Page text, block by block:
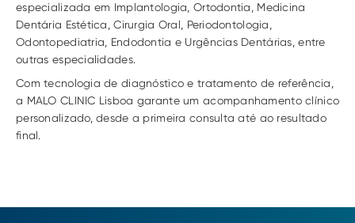
especializada em Implantologia, Ortodontia, Medicina
Dentária Estética, Cirurgia Oral, Periodontologia,
Odontopediatria, Endodontia e Urgências Dentárias, entre
outras especialidades.
Com tecnologia de diagnóstico e tratamento de referência,
a MALO CLINIC Lisboa garante um acompanhamento clínico
personalizado, desde a primeira consulta até ao resultado
final.